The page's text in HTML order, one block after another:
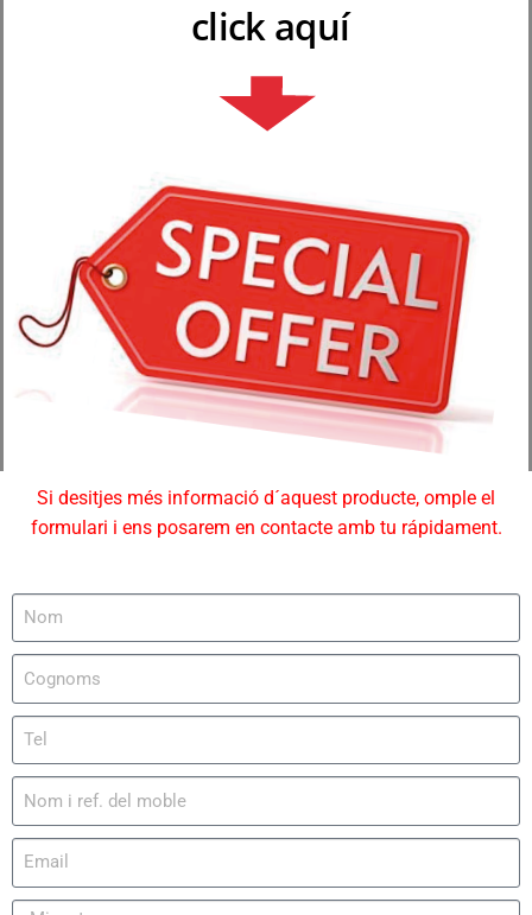
click aquí
Si desitjes més informació d´aquest producte, omple el
formulari i ens posarem en contacte amb tu rápidament.